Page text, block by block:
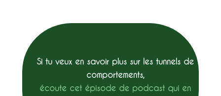
Si tu veux en savoir plus sur les tunnels de
comportements,
écoute cet épisode de podcast qui en